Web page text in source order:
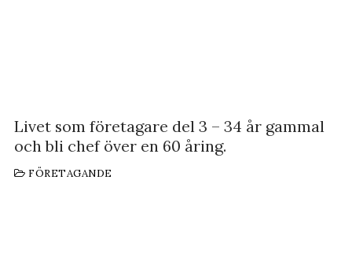
Livet som företagare del 3 – 34 år gammal
och bli chef över en 60 åring.
FÖRETAGANDE